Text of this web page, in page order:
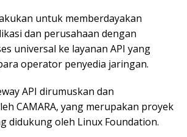
untuk memberdayakan
dan perusahaan dengan
universal ke layanan API yang
operator penyedia jaringan.
API dirumuskan dan
CAMARA, yang merupakan proyek
didukung oleh Linux Foundation.